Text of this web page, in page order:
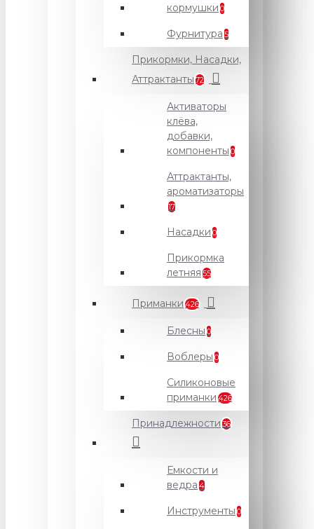
кормушки 0
Фурнитура 5
Прикормки, Насадки,
Аттрактанты 72
Активаторы
клёва,
добавки,
компоненты 0
Аттрактанты,
ароматизаторы
17
Насадки 0
Прикормка
летняя 55
Приманки 426
Блесны 0
Воблеры 0
Силиконовые
приманки 426
Принадлежности 36
Емкости и
ведра 4
Инструменты 0